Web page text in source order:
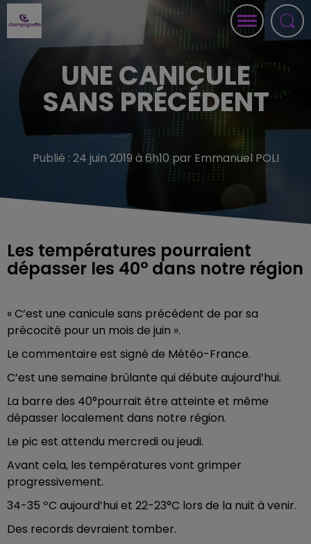
UNE CANICULE
SANS PRÉCÉDENT
Publié : 24 juin 2019 à 6h10 par Emmanuel POLI
Les températures pourraient
dépasser les 40° dans notre région
« C’est une canicule sans précédent de par sa
précocité pour un mois de juin ».
Le commentaire est signé de Météo-France.
C’est une semaine brûlante qui débute aujourd’hui.
La barre des 40°pourrait être atteinte et même
dépasser localement dans notre région.
Le pic est attendu mercredi ou jeudi.
Avant cela, les températures vont grimper
progressivement.
34-35 ºC aujourd’hui et 22-23°C lors de la nuit à venir.
Des records devraient tomber.